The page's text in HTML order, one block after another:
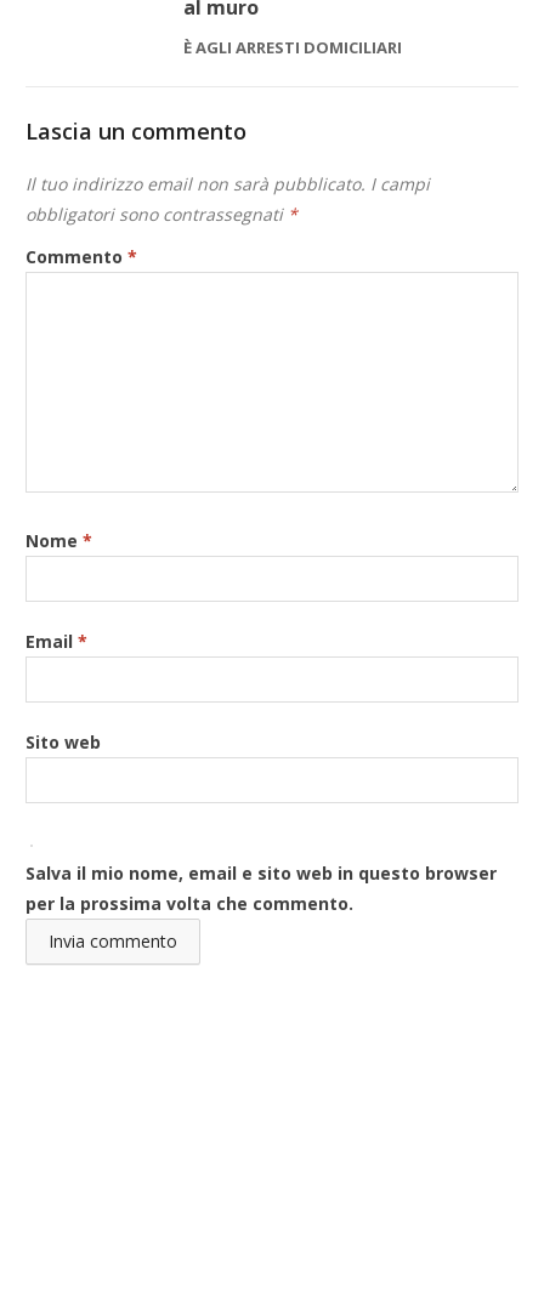
al muro
È AGLI ARRESTI DOMICILIARI
Lascia un commento
Il tuo indirizzo email non sarà pubblicato. I campi
obbligatori sono contrassegnati *
Commento*
Nome*
Email*
Sito web
Salva il mio nome, email e sito web in questo browser
per la prossima volta che commento.